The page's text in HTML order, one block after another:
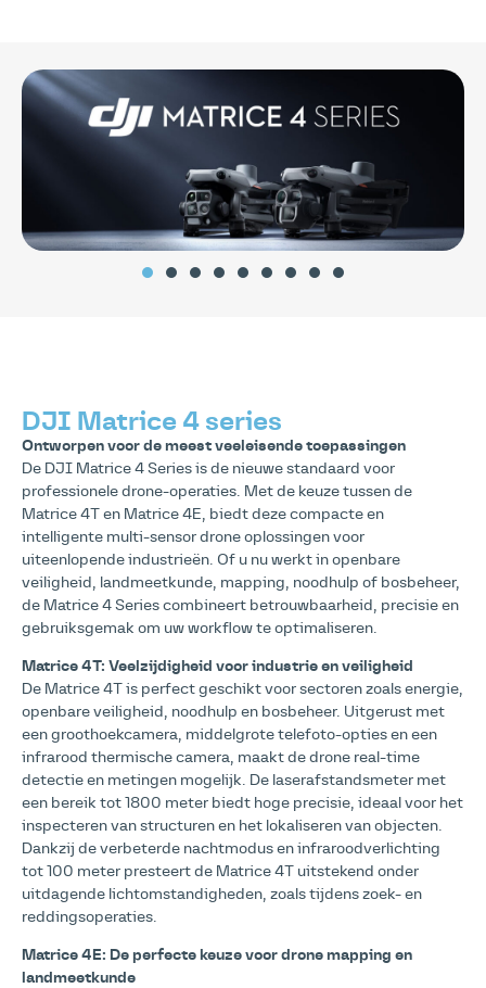
DJI Matrice 4 series
Ontworpen voor de meest veeleisende toepassingen
De DJI Matrice 4 Series is de nieuwe standaard voor
professionele drone-operaties. Met de keuze tussen de
Matrice 4T en Matrice 4E, biedt deze compacte en
intelligente multi-sensor drone oplossingen voor
uiteenlopende industrieën. Of u nu werkt in openbare
veiligheid, landmeetkunde, mapping, noodhulp of bosbeheer,
de Matrice 4 Series combineert betrouwbaarheid, precisie en
gebruiksgemak om uw workflow te optimaliseren.
Matrice 4T: Veelzijdigheid voor industrie en veiligheid
De Matrice 4T is perfect geschikt voor sectoren zoals energie,
openbare veiligheid, noodhulp en bosbeheer. Uitgerust met
een groothoekcamera, middelgrote telefoto-opties en een
infrarood thermische camera, maakt de drone real-time
detectie en metingen mogelijk. De laserafstandsmeter met
een bereik tot 1800 meter biedt hoge precisie, ideaal voor het
inspecteren van structuren en het lokaliseren van objecten.
Dankzij de verbeterde nachtmodus en infraroodverlichting
tot 100 meter presteert de Matrice 4T uitstekend onder
uitdagende lichtomstandigheden, zoals tijdens zoek- en
reddingsoperaties.
Matrice 4E: De perfecte keuze voor drone mapping en
landmeetkunde